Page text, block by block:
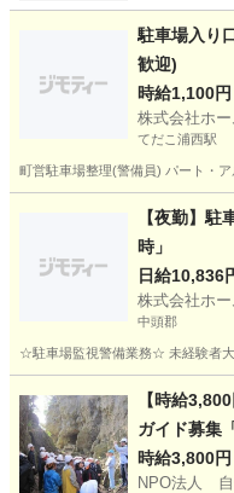
駐車場入り
歓迎)
時給1,100円
株式会社ホ
てだこ浦西駅
町営駐車場整理(警備員) パート・
てだこ浦西駅
【夜勤】駐
時」
日給10,836
株式会社ホ
中頭郡
☆駐車場監視警備業務☆ 未経験者
その他
【時給
ガイド募集
時給3,800円
NPO法人 自